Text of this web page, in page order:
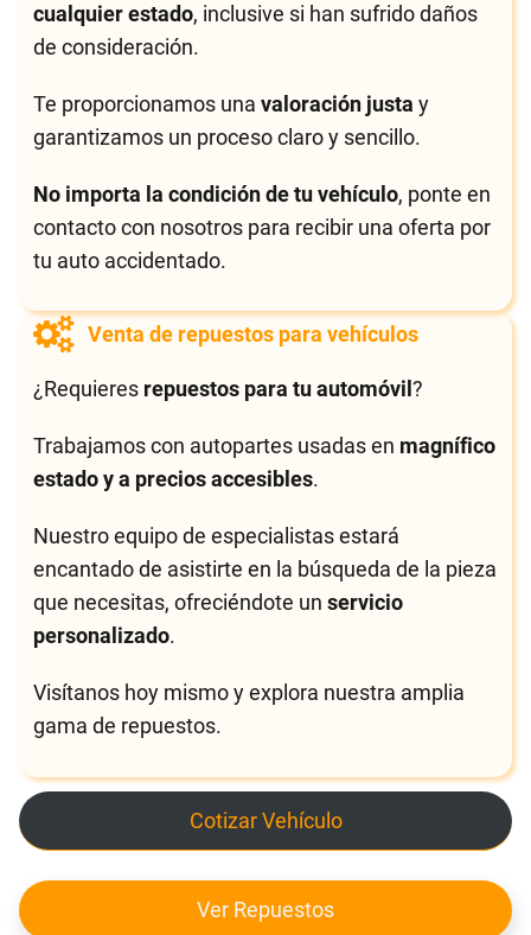
cualquier estado, inclusive si han sufrido daños
de consideración.
Te proporcionamos unavaloración justa y
garantizamos un proceso claro y sencillo.
No importa la condición de tu vehículo, ponte en
contacto con nosotros para recibir una oferta por
tu auto accidentado.
Venta de repuestos para vehículos
¿Requieres repuestos para tu automóvil?
Trabajamos con autopartes usadas en magnífico
estado y a precios accesibles.
Nuestro equipo de especialistas estará
encantado de asistirte en la búsqueda de la pieza
que necesitas, ofreciéndote unservicio
personalizado.
Visítanos hoy mismo y explora nuestra amplia
gama de repuestos.
Cotizar Vehículo
Ver Repuestos